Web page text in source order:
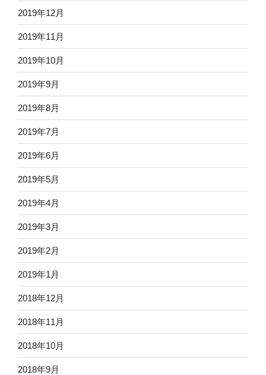
2019年12月
2019年11月
2019年10月
2019年9月
2019年8月
2019年7月
2019年6月
2019年5月
2019年4月
2019年3月
2019年2月
2019年1月
2018年12月
2018年11月
2018年10月
2018年9月